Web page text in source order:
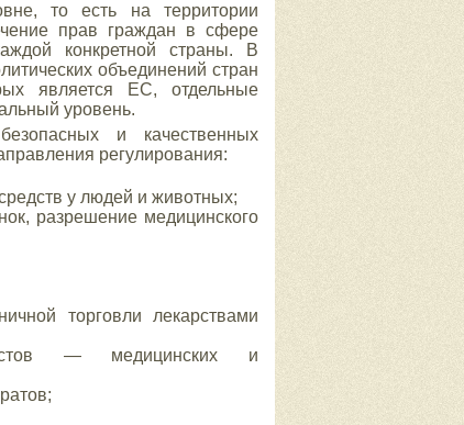
то есть на территории
прав граждан в сфере
конкретной страны. В
объединений стран
является ЕС, отдельные
уровень.
и качественных
регулирования:
у людей и животных;
разрешение медицинского
торговли лекарствами
— медицинских и